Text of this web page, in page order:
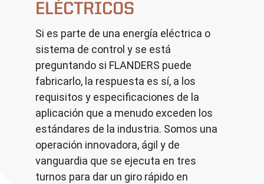
ELÉCTRICOS
Si es parte de una energía eléctrica o
sistema de control y se está
preguntando si FLANDERS puede
fabricarlo, la respuesta es sí, a los
requisitos y especificaciones de la
aplicación que a menudo exceden los
estándares de la industria. Somos una
operación innovadora, ágil y de
vanguardia que se ejecuta en tres
turnos para dar un giro rápido en